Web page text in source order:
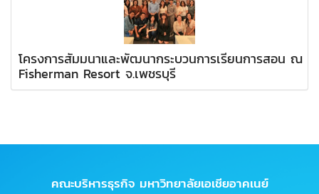
โครงการสัมมนาและพัฒนากระบวนการเรียนการสอน ณ
Fisherman Resort จ.เพชรบุรี
คณะบริหารธุรกิจ มหาวิทยาลัยเอเชียอาคเนย์